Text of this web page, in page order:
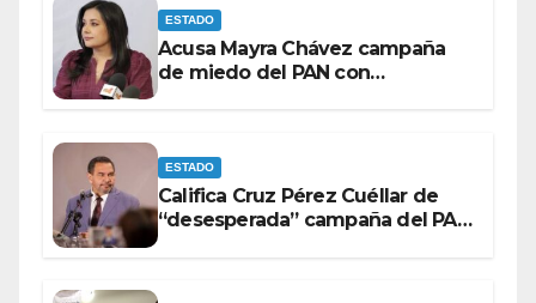
ESTADO
Acusa Mayra Chávez campaña
de miedo del PAN con
ESTADO
Califica Cruz Pérez Cuéllar de
“desesperada” campaña del PAN